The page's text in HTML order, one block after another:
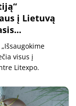
į Lietuvą
visus į
Litexpo.